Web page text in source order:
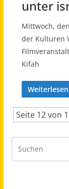
unter
Mittwoch,
der Kulturen
Kifah
Weiterlesen
Seite 12 von